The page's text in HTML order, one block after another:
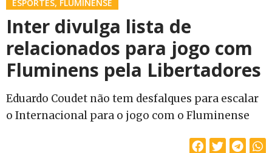
ESPORTES, FLUMINENSE
Inter divulga lista de
relacionados para jogo com
Fluminens pela Libertadores
Eduardo Coudet não tem desfalques para escalar
o Internacional para o jogo com o Fluminense